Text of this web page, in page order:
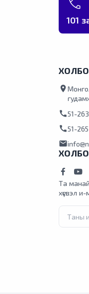
101
location_on
call51-
call51-
mail
Та
хүсвэл и-